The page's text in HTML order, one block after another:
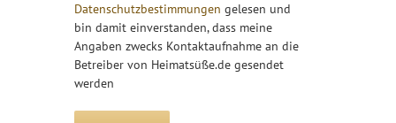
Datenschutzbestimmungen gelesen und
bin damit einverstanden, dass meine
Angaben zwecks Kontaktaufnahme an die
Betreiber von Heimatsüße.de gesendet
werden